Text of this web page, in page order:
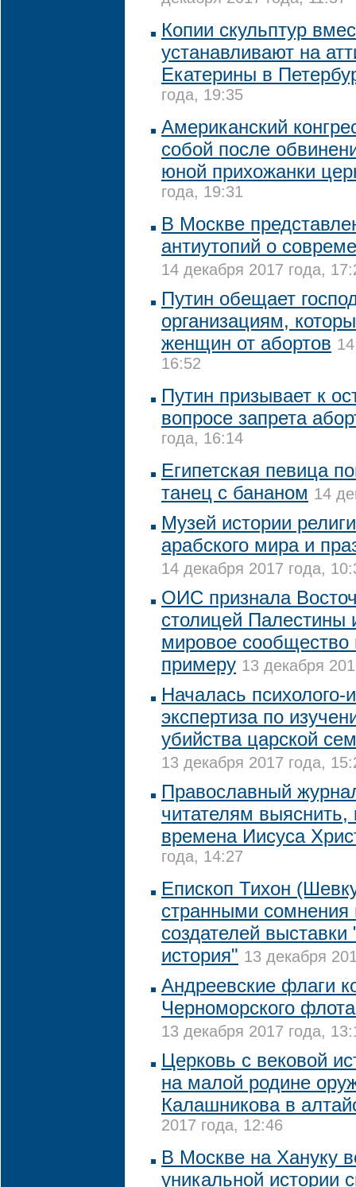
Копии скульптур
устанавливают на
Екатерины в
года, 19:35
Американский
собой после
юной прихожанки
года, 19:31
В Москве
антиутопий о
14 декабря 2017 года,
Путин обещает
организациям,
женщин от абортов
16:52
Путин призывает к
вопросе запрета
года, 16:14
Египетская певица
танец с бананом 14
Музей истории
арабского мира и
14 декабря 2017 года,
ОИС признала
столицей Палестины
мировое сообщество
примеру 13 декабря
Началась психолого-
экспертиза по
убийства царской
13 декабря 2017 года,
Православный
читателям
времена Иисуса
года, 14:27
Епископ Тихон
странными сомнения
создателей
история" 13 декабря
Андреевские флаги
Черноморского
13 декабря 2017 года,
Церковь с вековой
на малой родине
Калашникова в
2017 года, 12:46
В Москве на Хануку
уникальной истории